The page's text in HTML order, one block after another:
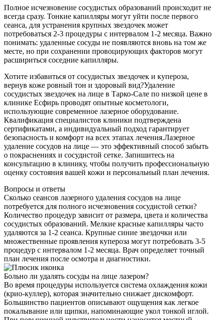
Полное исчезновение сосудистых образований происходит не
всегда сразу. Тонкие капилляры могут уйти после первого
сеанса, для устранения крупных звездочек может
потребоваться 2-3 процедуры с интервалом 1-2 месяца. Важно
понимать: удаленные сосуды не появляются вновь на том же
месте, но при сохранении провоцирующих факторов могут
расшириться соседние капилляры.
Хотите избавиться от сосудистых звездочек и купероза,
вернув коже ровный тон и здоровый вид?Удаление
сосудистых звездочек на лице в Тарко-Сале по низкой цене в
клинике Есфирь проводят опытные косметологи,
использующие современное лазерное оборудование.
Квалификация специалистов клиники подтверждена
сертификатами, а индивидуальный подход гарантирует
безопасность и комфорт на всех этапах лечения.Лазерное
удаление сосудов на лице — это эффективный способ забыть
о покраснениях и сосудистой сетке. Запишитесь на
консультацию в клинику, чтобы получить профессиональную
оценку состояния вашей кожи и персональный план лечения.
Вопросы и ответы
Сколько сеансов лазерного удаления сосудов на лице
потребуется для полного исчезновения сосудистой сетки?
Количество процедур зависит от размера, цвета и количества
сосудистых образований. Мелкие красные капилляры часто
удаляются за 1-2 сеанса. Крупные синие звездочки или
множественные проявления купероза могут потребовать 3-5
процедур с интервалом 1-2 месяца. Врач определяет точный
план лечения после осмотра и диагностики.
Больно ли удалять сосуды на лице лазером?
Во время процедуры используется система охлаждения кожи
(крио-куллер), которая значительно снижает дискомфорт.
Большинство пациентов описывают ощущения как легкое
покалывание или щипки, напоминающие укол тонкой иглой.